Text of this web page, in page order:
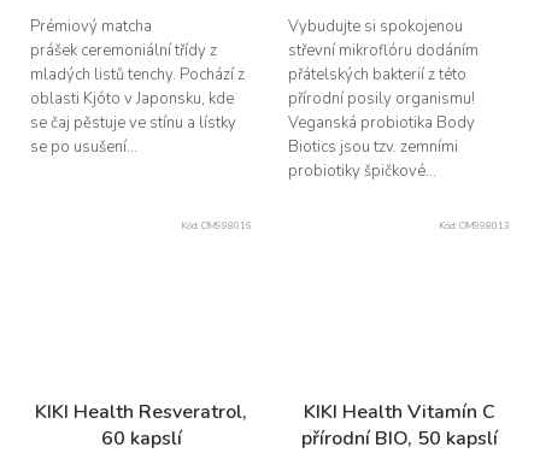
Prémiový matcha
prášek ceremoniální třídy z
mladých listů tenchy. Pochází z
oblasti Kjóto v Japonsku, kde
se čaj pěstuje ve stínu a lístky
se po usušení...
Vybudujte si spokojenou
střevní mikroflóru dodáním
přátelských bakterií z této
přírodní posily organismu!
Veganská probiotika Body
Biotics jsou tzv. zemními
probiotiky špičkové...
KIKI Health Resveratrol,
60 kapslí
Kód: OM998016
KIKI Health Vitamín C
přírodní BIO, 50 kapslí
Kód: OM998013